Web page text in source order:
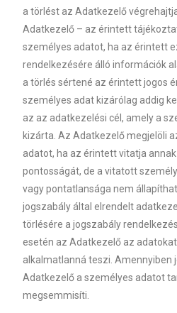
a törlést az Adatkezelő
Adatkezelő – az érintett
személyes adatot, ha az érintett
rendelkezésére álló információk
a törlés sértené az érintett jogos
személyes adat kizárólag addig
az az adatkezelési cél, amely a
kizárta. Az Adatkezelő megjelöli
adatot, ha az érintett vitatja
pontosságát, de a vitatott
vagy pontatlansága nem
jogszabály által elrendelt
törlésére a jogszabály
esetén az Adatkezelő az
alkalmatlanná teszi. Amennyiben
Adatkezelő a személyes adatot
megsemmisíti.